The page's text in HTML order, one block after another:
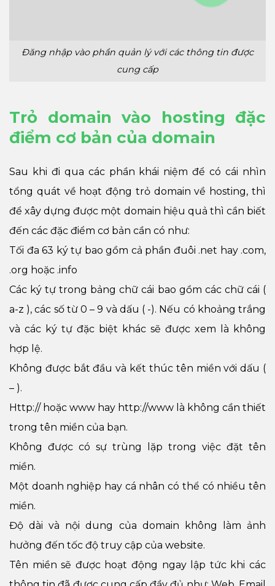
Đăng nhập vào phần quản lý với các thông tin được
cung cấp
Trỏ domain vào hosting đặc
điểm cơ bản của domain
Sau khi đi qua các phần khái niệm để có cái nhìn
tổng quát về hoạt động trỏ domain về hosting, thì
để xây dựng được một domain hiệu quả thì cần biết
đến các đặc điểm cơ bản cần có như:
Tối đa 63 ký tự bao gồm cả phần đuôi .net hay .com,
.org hoặc .info
Các ký tự trong bảng chữ cái bao gồm các chữ cái (
a-z ), các số từ 0 – 9 và dấu ( -). Nếu có khoảng trắng
và các ký tự đặc biệt khác sẽ được xem là không
hợp lệ.
Không được bắt đầu và kết thúc tên miền với dấu (
– ).
Http:// hoặc www hay http://www là không cần thiết
trong tên miền của bạn.
Không được có sự trùng lặp trong việc đặt tên
miền.
Một doanh nghiệp hay cá nhân có thể có nhiều tên
miền.
Độ dài và nội dung của domain không làm ảnh
hưởng đến tốc độ truy cập của website.
Tên miền sẽ được hoạt động ngay lập tức khi các